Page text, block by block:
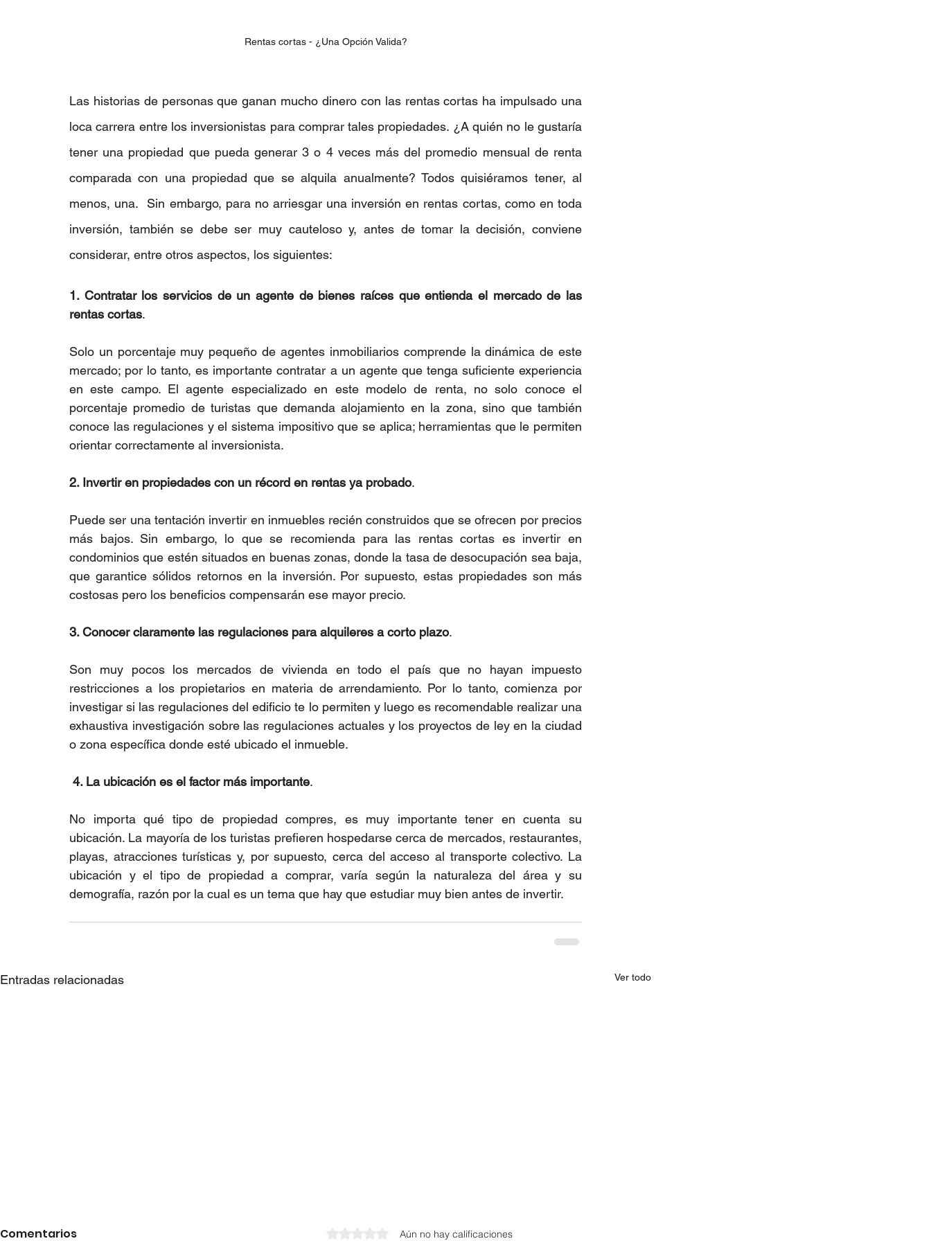
Rentas cortas - ¿Una Opción Valida?
Las historias de personas que ganan mucho dinero con las rentas cortas ha impulsado una
loca carrera entre los inversionistas para comprar tales propiedades. ¿A quién no le gustaría
tener una propiedad que pueda generar 3 o 4 veces más del promedio mensual de renta
comparada con una propiedad que se alquila anualmente? Todos quisiéramos tener, al
menos, una.  Sin embargo, para no arriesgar una inversión en rentas cortas, como en toda
inversión, también se debe ser muy cauteloso y, antes de tomar la decisión, conviene
considerar, entre otros aspectos, los siguientes:
1. Contratar los servicios de un agente de bienes raíces que entienda el mercado de las
rentas cortas.
Solo un porcentaje muy pequeño de agentes inmobiliarios comprende la dinámica de este
mercado; por lo tanto, es importante contratar a un agente que tenga suficiente experiencia
en este campo. El agente especializado en este modelo de renta, no solo conoce el
porcentaje promedio de turistas que demanda alojamiento en la zona, sino que también
conoce las regulaciones y el sistema impositivo que se aplica; herramientas que le permiten
orientar correctamente al inversionista.
2. Invertir en propiedades con un récord en rentas ya probado.
Puede ser una tentación invertir en inmuebles recién construidos que se ofrecen por precios
más bajos. Sin embargo, lo que se recomienda para las rentas cortas es invertir en
condominios que estén situados en buenas zonas, donde la tasa de desocupación sea baja,
que garantice sólidos retornos en la inversión. Por supuesto, estas propiedades son más
costosas pero los beneficios compensarán ese mayor precio.
3. Conocer claramente las regulaciones para alquileres a corto plazo.
Son muy pocos los mercados de vivienda en todo el país que no hayan impuesto
restricciones a los propietarios en materia de arrendamiento. Por lo tanto, comienza por
investigar si las regulaciones del edificio te lo permiten y luego es recomendable realizar una
exhaustiva investigación sobre las regulaciones actuales y los proyectos de ley en la ciudad
o zona específica donde esté ubicado el inmueble.
4. La ubicación es el factor más importante.
No importa qué tipo de propiedad compres, es muy importante tener en cuenta su
ubicación. La mayoría de los turistas prefieren hospedarse cerca de mercados, restaurantes,
playas, atracciones turísticas y, por supuesto, cerca del acceso al transporte colectivo. La
ubicación y el tipo de propiedad a comprar, varía según la naturaleza del área y su
demografía, razón por la cual es un tema que hay que estudiar muy bien antes de invertir.
Entradas relacionadas Ver todo
Comentarios Obtuvo 0 de 5 estrellas.Aún no hay calificaciones